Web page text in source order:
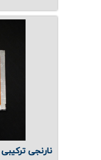
نارنجی